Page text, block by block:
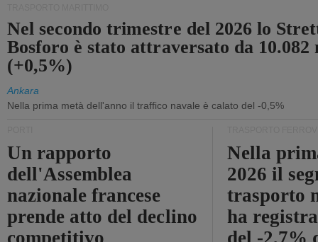
Nel secondo trimestre del 2026 lo
Bosforo è stato attraversato da 10.082
(+0,5%)
Ankara
Nella prima metà dell'anno il traffico navale è calato del -0,5%
Un rapporto
dell'Assemblea
nazionale francese
prende atto del declino
competitivo
Nella
2026 il
trasporto
ha
del -2,7%